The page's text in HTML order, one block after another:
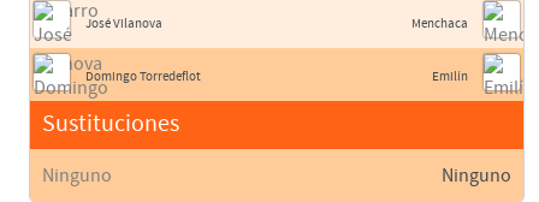
José Vilanova
Domingo Torredeflot
Sustituciones
Ninguno
Menchaca
Emilín
Ninguno